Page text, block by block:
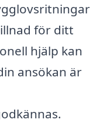
för ditt
hjälp kan
ansökan är